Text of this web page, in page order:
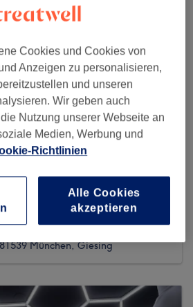
München, Giesing
Cookies und Cookies von
Anzeigen zu personalisieren,
und unseren
Wir geben auch
Nutzung unserer Webseite an
Medien, Werbung und
Richtlinien
Alle Cookies
akzeptieren